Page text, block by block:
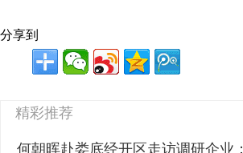
分享到
精彩推荐
何朝晖赴娄底经开区走访调研企业：